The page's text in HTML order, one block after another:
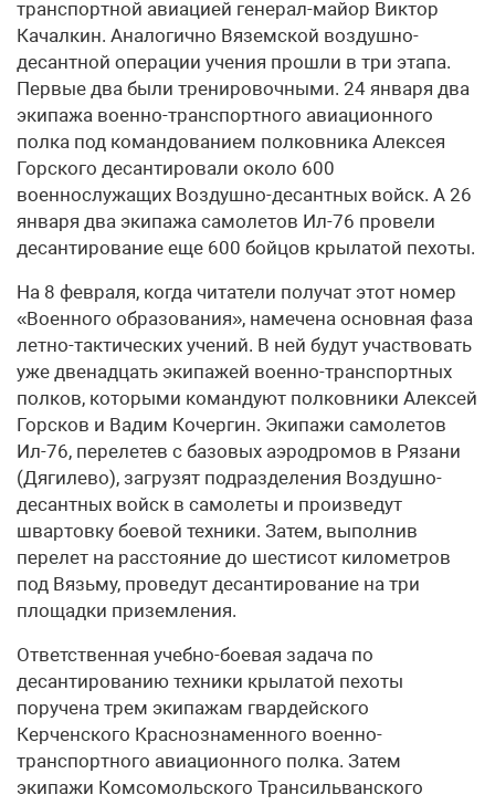
транспортной авиацией генерал-майор Виктор
Качалкин. Аналогично Вяземской воздушно-
десантной операции учения прошли в три этапа.
Первые два были тренировочными. 24 января два
экипажа военно-транспортного авиационного
полка под командованием полковника Алексея
Горского десантировали около 600
военнослужащих Воздушно-десантных войск. А 26
января два экипажа самолетов Ил-76 провели
десантирование еще 600 бойцов крылатой пехоты.
На 8 февраля, когда читатели получат этот номер
«Военного образования», намечена основная фаза
летно-тактических учений. В ней будут участвовать
уже двенадцать экипажей военно-транспортных
полков, которыми командуют полковники Алексей
Горсков и Вадим Кочергин. Экипажи самолетов
Ил-76, перелетев с базовых аэродромов в Рязани
(Дягилево), загрузят подразделения Воздушно-
десантных войск в самолеты и произведут
швартовку боевой техники. Затем, выполнив
перелет на расстояние до шестисот километров
под Вязьму, проведут десантирование на три
площадки приземления.
Ответственная учебно-боевая задача по
десантированию техники крылатой пехоты
поручена трем экипажам гвардейского
Керченского Краснознаменного военно-
транспортного авиационного полка. Затем
экипажи Комсомольского Трансильванского